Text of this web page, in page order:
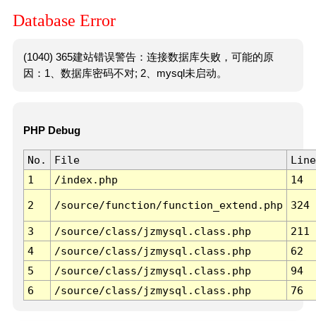
Database Error
(1040) 365建站错误警告：连接数据库失败，可能的原
因：1、数据库密码不对; 2、mysql未启动。
PHP Debug
No. File
Line
1
/index.php 14
2 /source/function/function_extend.php 324
3 /source/class/jzmysql.class.php
211
4
/source/class/jzmysql.class.php
62
5
/source/class/jzmysql.class.php
94
6
/source/class/jzmysql.class.php 76